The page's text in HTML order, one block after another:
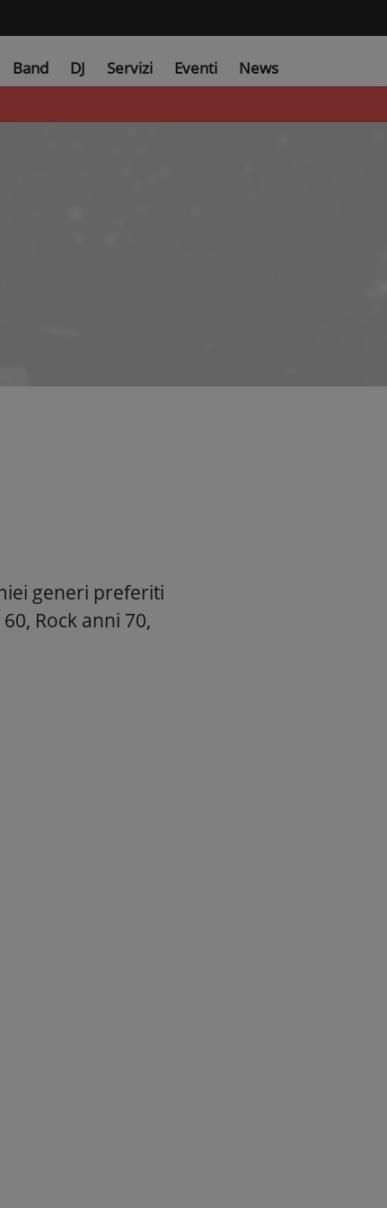
Band DJ Servizi Eventi News
generi preferiti
Rock anni 70,